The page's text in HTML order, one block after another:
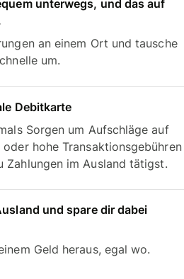
unterwegs, und das auf
an einem Ort und tausche
um.
Debitkarte
Sorgen um Aufschläge auf
oder hohe Transaktionsgebühren
Zahlungen im Ausland tätigst.
und spare dir dabei
Geld heraus, egal wo.